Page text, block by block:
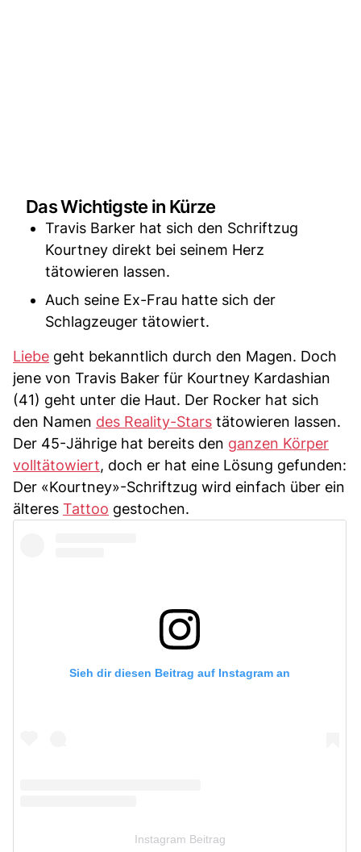
Das Wichtigste in Kürze
Travis Barker hat sich den Schriftzug
Kourtney direkt bei seinem Herz
tätowieren lassen.
Auch seine Ex-Frau hatte sich der
Schlagzeuger tätowiert.
Liebe geht bekanntlich durch den Magen. Doch
jene von Travis Baker für Kourtney Kardashian
(41) geht unter die Haut. Der Rocker hat sich
den Namen des Reality-Stars tätowieren lassen.
Der 45-Jährige hat bereits den ganzen Körper
volltätowiert, doch er hat eine Lösung gefunden:
Der «Kourtney»-Schriftzug wird einfach über ein
älteres Tattoo gestochen.
Sieh dir diesen Beitrag auf Instagram an
Instagram Beitrag